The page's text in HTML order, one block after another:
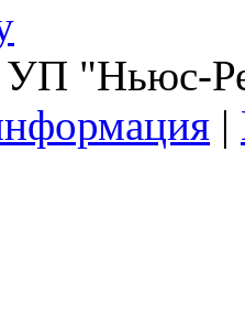
"Ньюс-
|